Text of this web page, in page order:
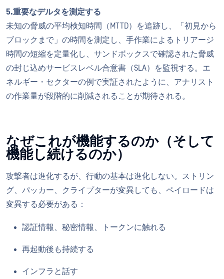
5.重要なデルタを測定する
未知の脅威の平均検知時間（MTTD）を追跡し、「初見から
ブロックまで」の時間を測定し、手作業によるトリアージ
時間の短縮を定量化し、サンドボックスで確認された脅威
の封じ込めサービスレベル合意書（SLA）を監視する。エ
ネルギー・セクターの例で実証されたように、アナリスト
の作業量が段階的に削減されることが期待される。
なぜこれが機能するのか（そして
機能し続けるのか）
攻撃者は進化するが、行動の基本は進化しない。ストリン
グ、パッカー、クライプターが変異しても、ペイロードは
変異する必要がある：
認証情報、秘密情報、トークンに触れる
再起動後も持続する
インフラと話す